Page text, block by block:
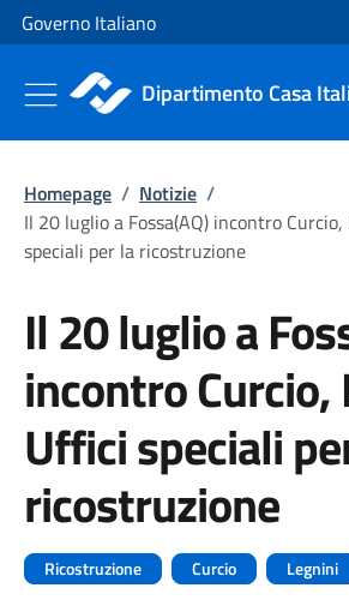
Vai al contenuto
Vai alla navigazione del sito
Governo Italiano
Dipartimento Casa
Homepage / Notizie /
Il 20 luglio a Fossa(AQ) incontro
speciali per la ricostruzione
Il 20 luglio a
incontro Curcio,
Uffici speciali
ricostruzione
Ricostruzione Curcio Legnini